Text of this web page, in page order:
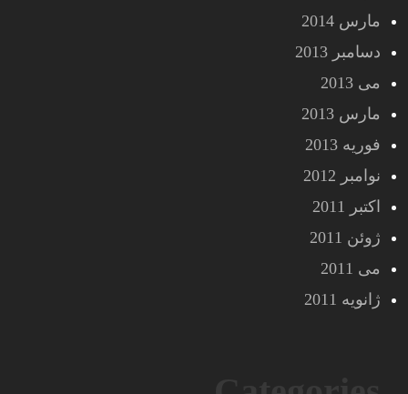
مارس 2014
دسامبر 2013
می 2013
مارس 2013
فوریه 2013
نوامبر 2012
اکتبر 2011
ژوئن 2011
می 2011
ژانویه 2011